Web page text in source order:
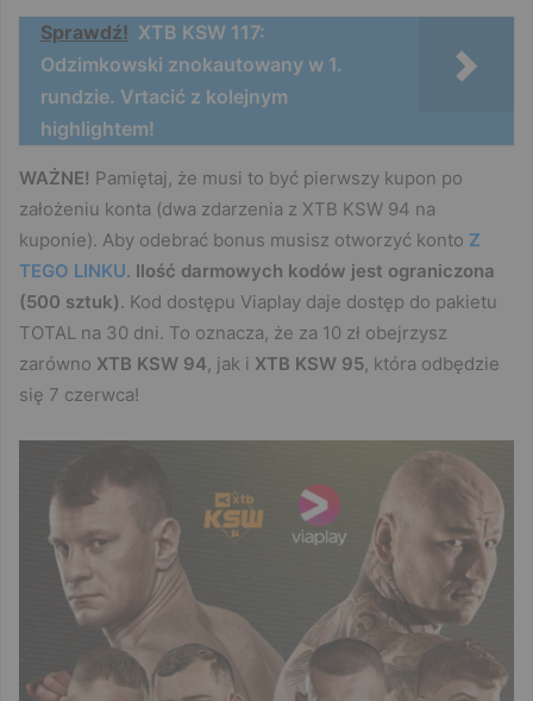
Sprawdź! XTB KSW 117:
Odzimkowski znokautowany w 1.
rundzie. Vrtacić z kolejnym
highlightem!
WAŻNE! Pamiętaj, że musi to być pierwszy kupon po
założeniu konta (dwa zdarzenia z XTB KSW 94 na
kuponie). Aby odebrać bonus musisz otworzyć konto Z
TEGO LINKU. Ilość darmowych kodów jest ograniczona
(500 sztuk). Kod dostępu Viaplay daje dostęp do pakietu
TOTAL na 30 dni. To oznacza, że za 10 zł obejrzysz
zarówno XTB KSW 94, jak i XTB KSW 95, która odbędzie
się 7 czerwca!